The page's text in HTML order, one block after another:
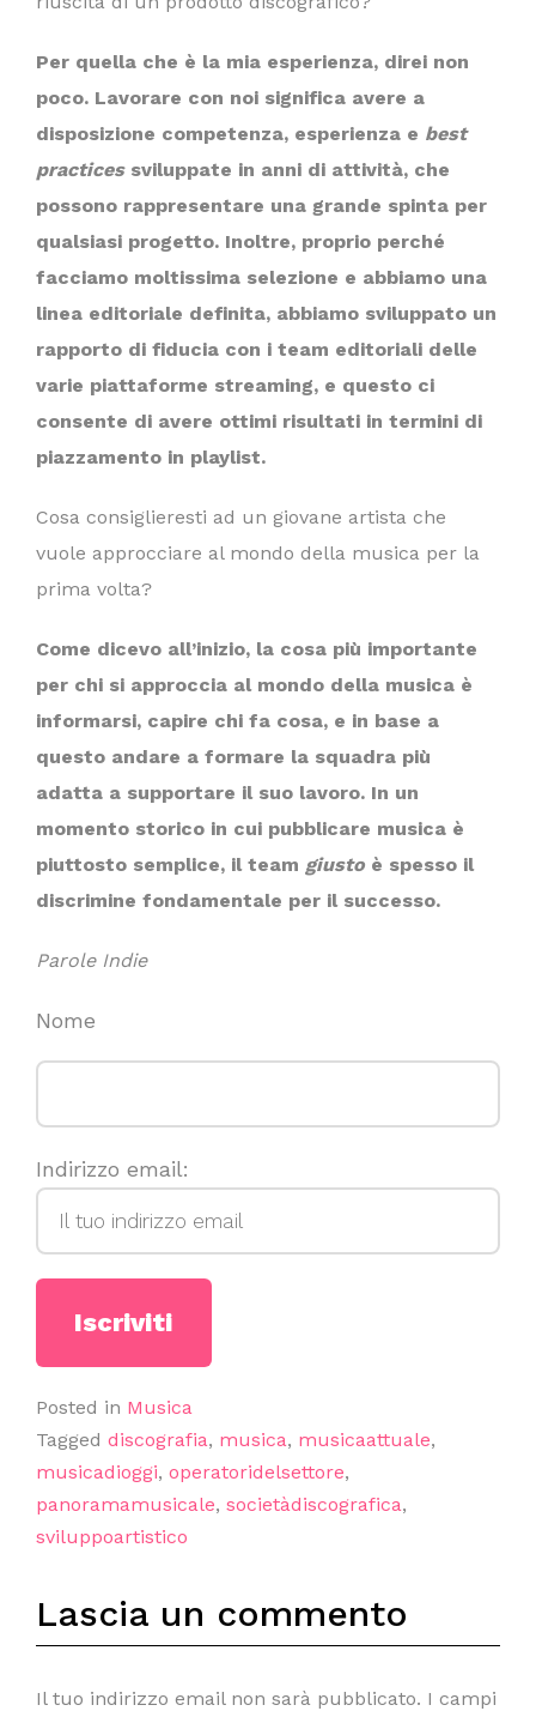
Per quella che è la mia esperienza, direi non
poco. Lavorare con noi significa avere a
disposizione competenza, esperienza e best
practicessviluppate in anni di attività, che
possono rappresentare una grande spinta per
qualsiasi progetto. Inoltre, proprio perché
facciamo moltissima selezione e abbiamo una
linea editoriale definita, abbiamo sviluppato un
rapporto di fiducia con i team editoriali delle
varie piattaforme streaming, e questo ci
consente di avere ottimi risultati in termini di
piazzamento in playlist.
Cosa consiglieresti ad un giovane artista che
vuole approcciare al mondo della musica per la
prima volta?
Come dicevo all’inizio, la cosa più importante
per chi si approccia al mondo della musica è
informarsi, capire chi fa cosa, e in base a
questo andare a formare la squadra più
adatta a supportare il suo lavoro. In un
momento storico in cui pubblicare musica è
piuttosto semplice, il team giusto è spesso il
discrimine fondamentale per il successo.
Parole Indie
Nome
Indirizzo email:
Posted in Musica
Tagged discografia, musica, musicaattuale,
musicadioggi, operatoridelsettore,
panoramamusicale, societàdiscografica,
sviluppoartistico
Lascia un commento
Il tuo indirizzo email non sarà pubblicato. I campi